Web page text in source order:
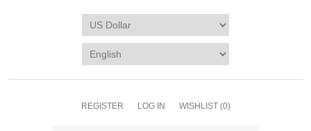
REGISTER LOG IN WISHLIST (0)